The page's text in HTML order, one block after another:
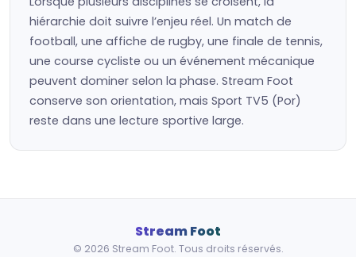
hiérarchie doit suivre l’enjeu réel. Un match de
football, une affiche de rugby, une finale de tennis,
une course cycliste ou un événement mécanique
peuvent dominer selon la phase. Stream Foot
conserve son orientation, mais Sport TV5 (Por)
reste dans une lecture sportive large.
Stream Foot
© 2026 Stream Foot. Tous droits réservés.